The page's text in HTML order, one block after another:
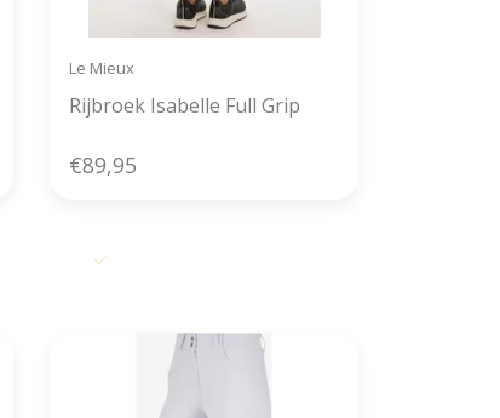
Le Mieux
Rijbroek Isabelle Full Grip
€89,95